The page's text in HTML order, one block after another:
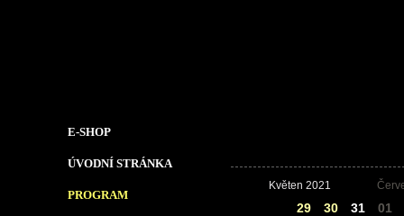
E-SHOP
ÚVODNÍ STRÁNKA
PROGRAM
Květen 2021
29 30 31 01